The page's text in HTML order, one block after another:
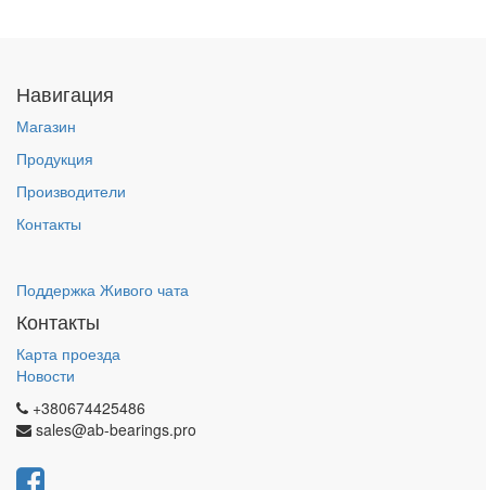
Навигация
Магазин
Продукция
Производители
Контакты
Поддержка Живого чата
Контакты
Карта проезда
Новости
+380674425486
sales@ab-bearings.pro